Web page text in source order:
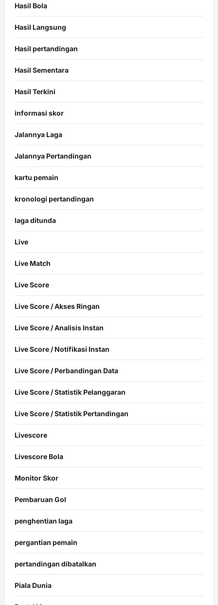
Hasil Bola
Hasil Langsung
Hasil pertandingan
Hasil Sementara
Hasil Terkini
informasi skor
Jalannya Laga
Jalannya Pertandingan
kartu pemain
kronologi pertandingan
laga ditunda
Live
Live Match
Live Score
Live Score / Akses Ringan
Live Score / Analisis Instan
Live Score / Notifikasi Instan
Live Score / Perbandingan Data
Live Score / Statistik Pelanggaran
Live Score / Statistik Pertandingan
Livescore
Livescore Bola
Monitor Skor
Pembaruan Gol
penghentian laga
pergantian pemain
pertandingan dibatalkan
Piala Dunia